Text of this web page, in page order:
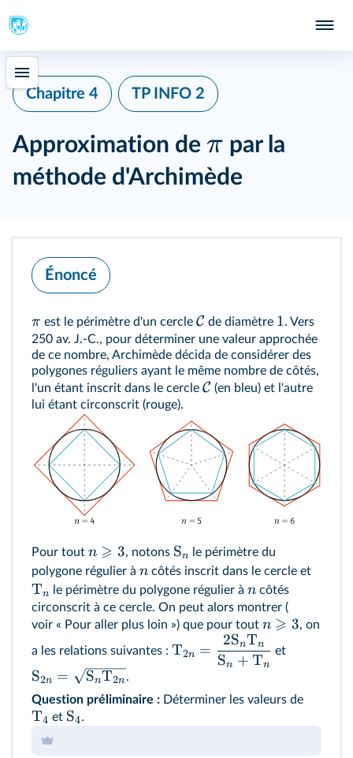
Chapitre 4 TP INFO 2
Approximation de π par la
méthode d'Archimède
Énoncé
π est le périmètre d'un cercle C de diamètre 1. Vers
250 av. J.‑C., pour déterminer une valeur approchée
de ce nombre, Archimède décida de considérer des
polygones réguliers ayant le même nombre de côtés,
l'un étant inscrit dans le cercle C (en bleu) et l'autre
lui étant circonscrit (rouge).
Pour tout n ⩾ 3, notons Sn
le périmètre du
polygone régulier à n côtés inscrit dans le cercle et
Tn le périmètre du polygone régulier à n côtés
circonscrit à ce cercle. On peut alors montrer (
voir « Pour aller plus loin ») que pour tout n ⩾ 3, on
a les relations suivantes : T2n =
Sn + Tn
2SnTn
et
S2n = SnT2n .
Question préliminaire : Déterminer les valeurs de
T4 et S4.